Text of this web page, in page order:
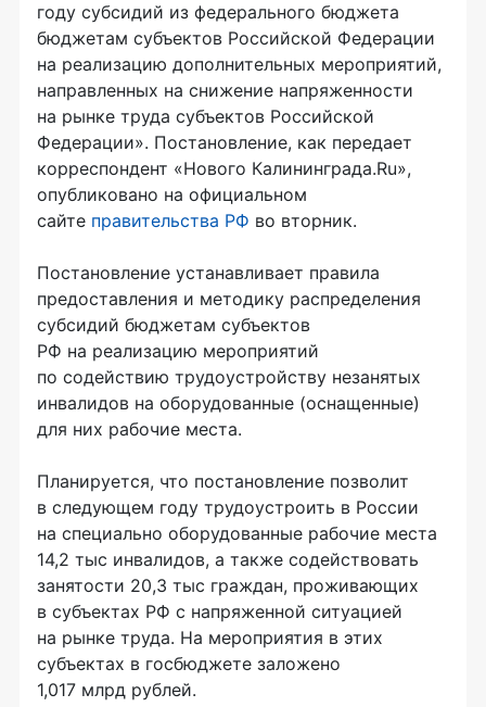
году субсидий из федерального бюджета
бюджетам субъектов Российской Федерации
на реализацию дополнительных мероприятий,
направленных на снижение напряженности
на рынке труда субъектов Российской
Федерации». Постановление, как передает
корреспондент «Нового Калининграда.Ru»,
опубликовано на официальном
сайте правительства РФ во вторник.
Постановление устанавливает правила
предоставления и методику распределения
субсидий бюджетам субъектов
РФ на реализацию мероприятий
по содействию трудоустройству незанятых
инвалидов на оборудованные (оснащенные)
для них рабочие места.
Планируется, что постановление позволит
в следующем году трудоустроить в России
на специально оборудованные рабочие места
14,2 тыс инвалидов, а также содействовать
занятости 20,3 тыс граждан, проживающих
в субъектах РФ с напряженной ситуацией
на рынке труда. На мероприятия в этих
субъектах в госбюджете заложено
1,017 млрд рублей.